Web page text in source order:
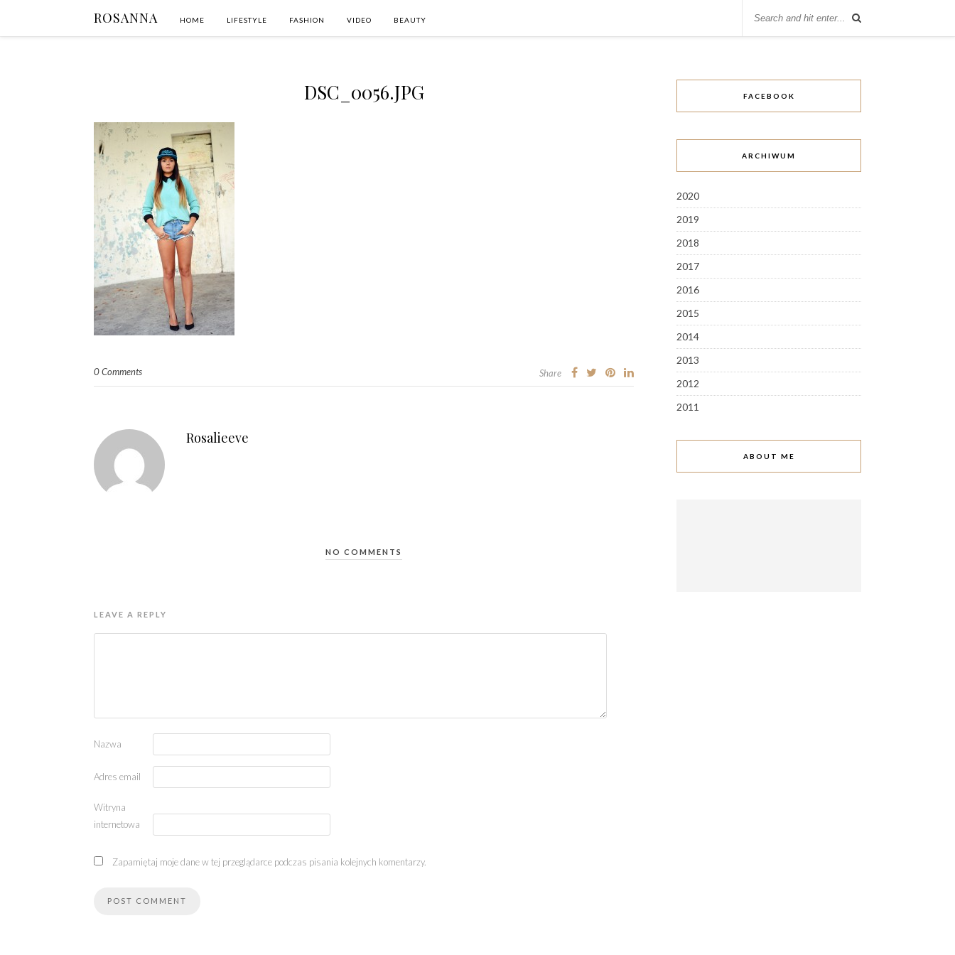
ROSANNA HOME LIFESTYLE FASHION VIDEO BEAUTY
DSC_0056.JPG
0 Comments Share
Rosalieeve
NO COMMENTS
LEAVE A REPLY
Nazwa
Adres email
Witryna
internetowa
Zapamiętaj moje dane w tej przeglądarce podczas pisania kolejnych komentarzy.
FACEBOOK
ARCHIWUM
2020
2019
2018
2017
2016
2015
2014
2013
2012
2011
ABOUT ME